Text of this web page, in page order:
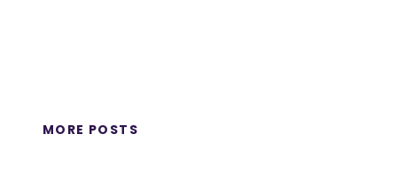
MORE POSTS